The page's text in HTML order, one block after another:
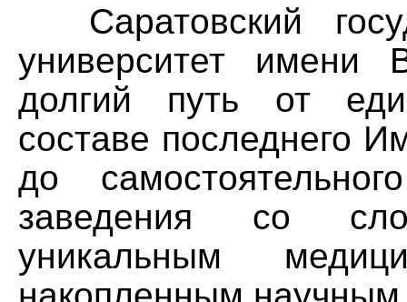
Саратовский
университет имени
долгий путь от
составе последнего
до
заведения со
уникальным